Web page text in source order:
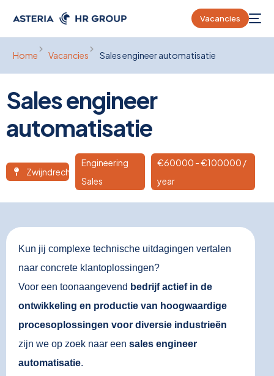
Vacancies
Home Vacancies Sales engineer automatisatie
Sales engineer
automatisatie
Zwijndrecht
Engineering
Sales
€60000 - €100000 /
year
Kun jij complexe technische uitdagingen vertalen
naar concrete klantoplossingen?
Voor een toonaangevend bedrijf actief in de
ontwikkeling en productie van hoogwaardige
procesoplossingen voor diversie industrieën
zijn we op zoek naar een sales engineer
automatisatie.